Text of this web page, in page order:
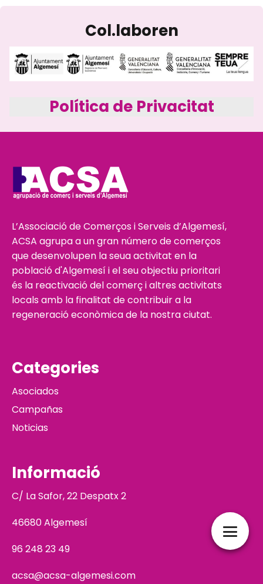
Col.laboren
Política de Privacitat
L’Associació de Comerços i Serveis d’Algemesí,
ACSA agrupa a un gran número de comerços
que desenvolupen la seua activitat en la
població d'Algemesí i el seu objectiu prioritari
és la reactivació del comerç i altres activitats
locals amb la finalitat de contribuir a la
regeneració econòmica de la nostra ciutat.
Categories
Asociados
Campañas
Noticias
Informació
C/ La Safor, 22 Despatx 2
46680 Algemesí
96 248 23 49
acsa@acsa-algemesi.com